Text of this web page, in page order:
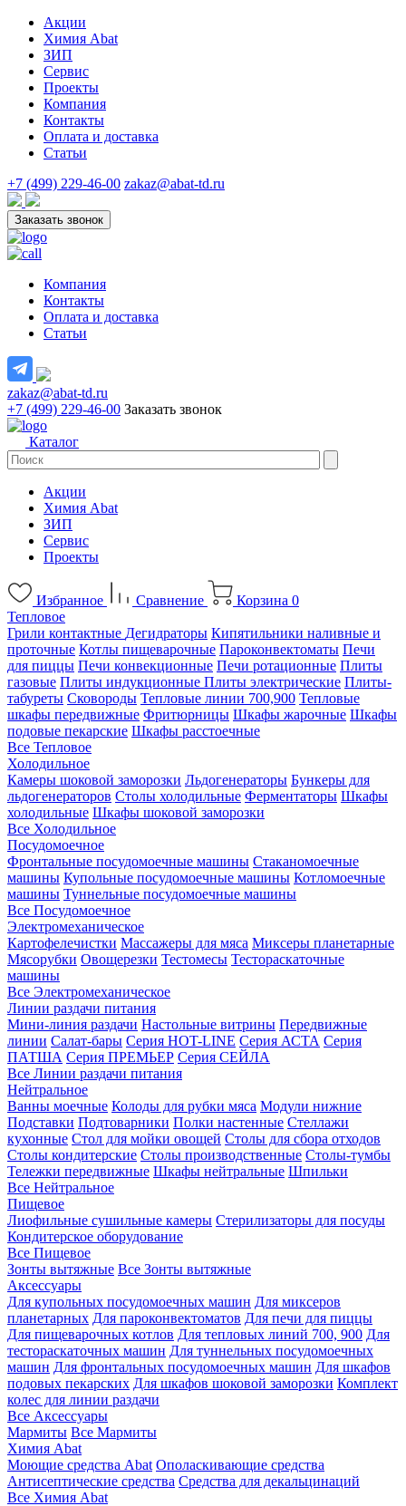
Акции
Химия Abat
ЗИП
Сервис
Проекты
Компания
Контакты
Оплата и доставка
Статьи
+7 (499) 229-46-00 zakaz@abat-td.ru
Заказать звонок
Компания
Контакты
Оплата и доставка
Статьи
zakaz@abat-td.ru
+7 (499) 229-46-00 Заказать звонок
Каталог
Акции
Химия Abat
ЗИП
Сервис
Проекты
Избранное Сравнение Корзина 0
Тепловое
Грили контактные Дегидраторы Кипятильники наливные и
проточные Котлы пищеварочные Пароконвектоматы Печи
для пиццы Печи конвекционные Печи ротационные Плиты
газовые Плиты индукционные Плиты электрические Плиты-
табуреты Сковороды Тепловые линии 700,900 Тепловые
шкафы передвижные Фритюрницы Шкафы жарочные Шкафы
подовые пекарские Шкафы расстоечные
Все Тепловое
Холодильное
Камеры шоковой заморозки Льдогенераторы Бункеры для
льдогенераторов Столы холодильные Ферментаторы Шкафы
холодильные Шкафы шоковой заморозки
Все Холодильное
Посудомоечное
Фронтальные посудомоечные машины Стаканомоечные
машины Купольные посудомоечные машины Котломоечные
машины Туннельные посудомоечные машины
Все Посудомоечное
Электромеханическое
Картофелечистки Массажеры для мяса Миксеры планетарные
Мясорубки Овощерезки Тестомесы Тестораскаточные
машины
Все Электромеханическое
Линии раздачи питания
Мини-линия раздачи Настольные витрины Передвижные
линии Салат-бары Серия HOT-LINE Серия АСТА Серия
ПАТША Серия ПРЕМЬЕР Серия СЕЙЛА
Все Линии раздачи питания
Нейтральное
Ванны моечные Колоды для рубки мяса Модули нижние
Подставки Подтоварники Полки настенные Стеллажи
кухонные Стол для мойки овощей Столы для сбора отходов
Столы кондитерские Столы производственные Столы-тумбы
Тележки передвижные Шкафы нейтральные Шпильки
Все Нейтральное
Пищевое
Лиофильные сушильные камеры Стерилизаторы для посуды
Кондитерское оборудование
Все Пищевое
Зонты вытяжные Все Зонты вытяжные
Аксессуары
Для купольных посудомоечных машин Для миксеров
планетарных Для пароконвектоматов Для печи для пиццы
Для пищеварочных котлов Для тепловых линий 700, 900 Для
тестораскаточных машин Для туннельных посудомоечных
машин Для фронтальных посудомоечных машин Для шкафов
подовых пекарских Для шкафов шоковой заморозки Комплект
колес для линии раздачи
Все Аксессуары
Мармиты Все Мармиты
Химия Abat
Моющие средства Abat Ополаскивающие средства
Антисептические средства Средства для декальцинаций
Все Химия Abat